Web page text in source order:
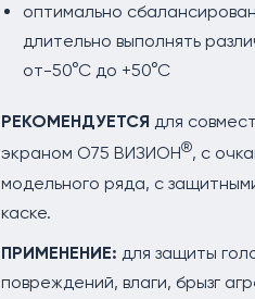
оптимально
длительно выполнять
от-50°С до +50°С
РЕКОМЕНДУЕТСЯ для
экраном О75 ВИЗИОН®, с
модельного ряда, с
каске.
ПРИМЕНЕНИЕ: для защиты
повреждений, влаги, брызг